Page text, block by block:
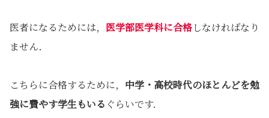
医者になるためには， 医学部医学科に合格しなければなり
ません．
こちらに合格するために， 中学・高校時代のほとんどを勉
強に費やす学生もいる ぐらいです．